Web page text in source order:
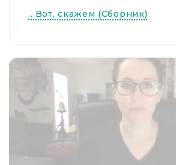
…Вот, скажем (Сборник)